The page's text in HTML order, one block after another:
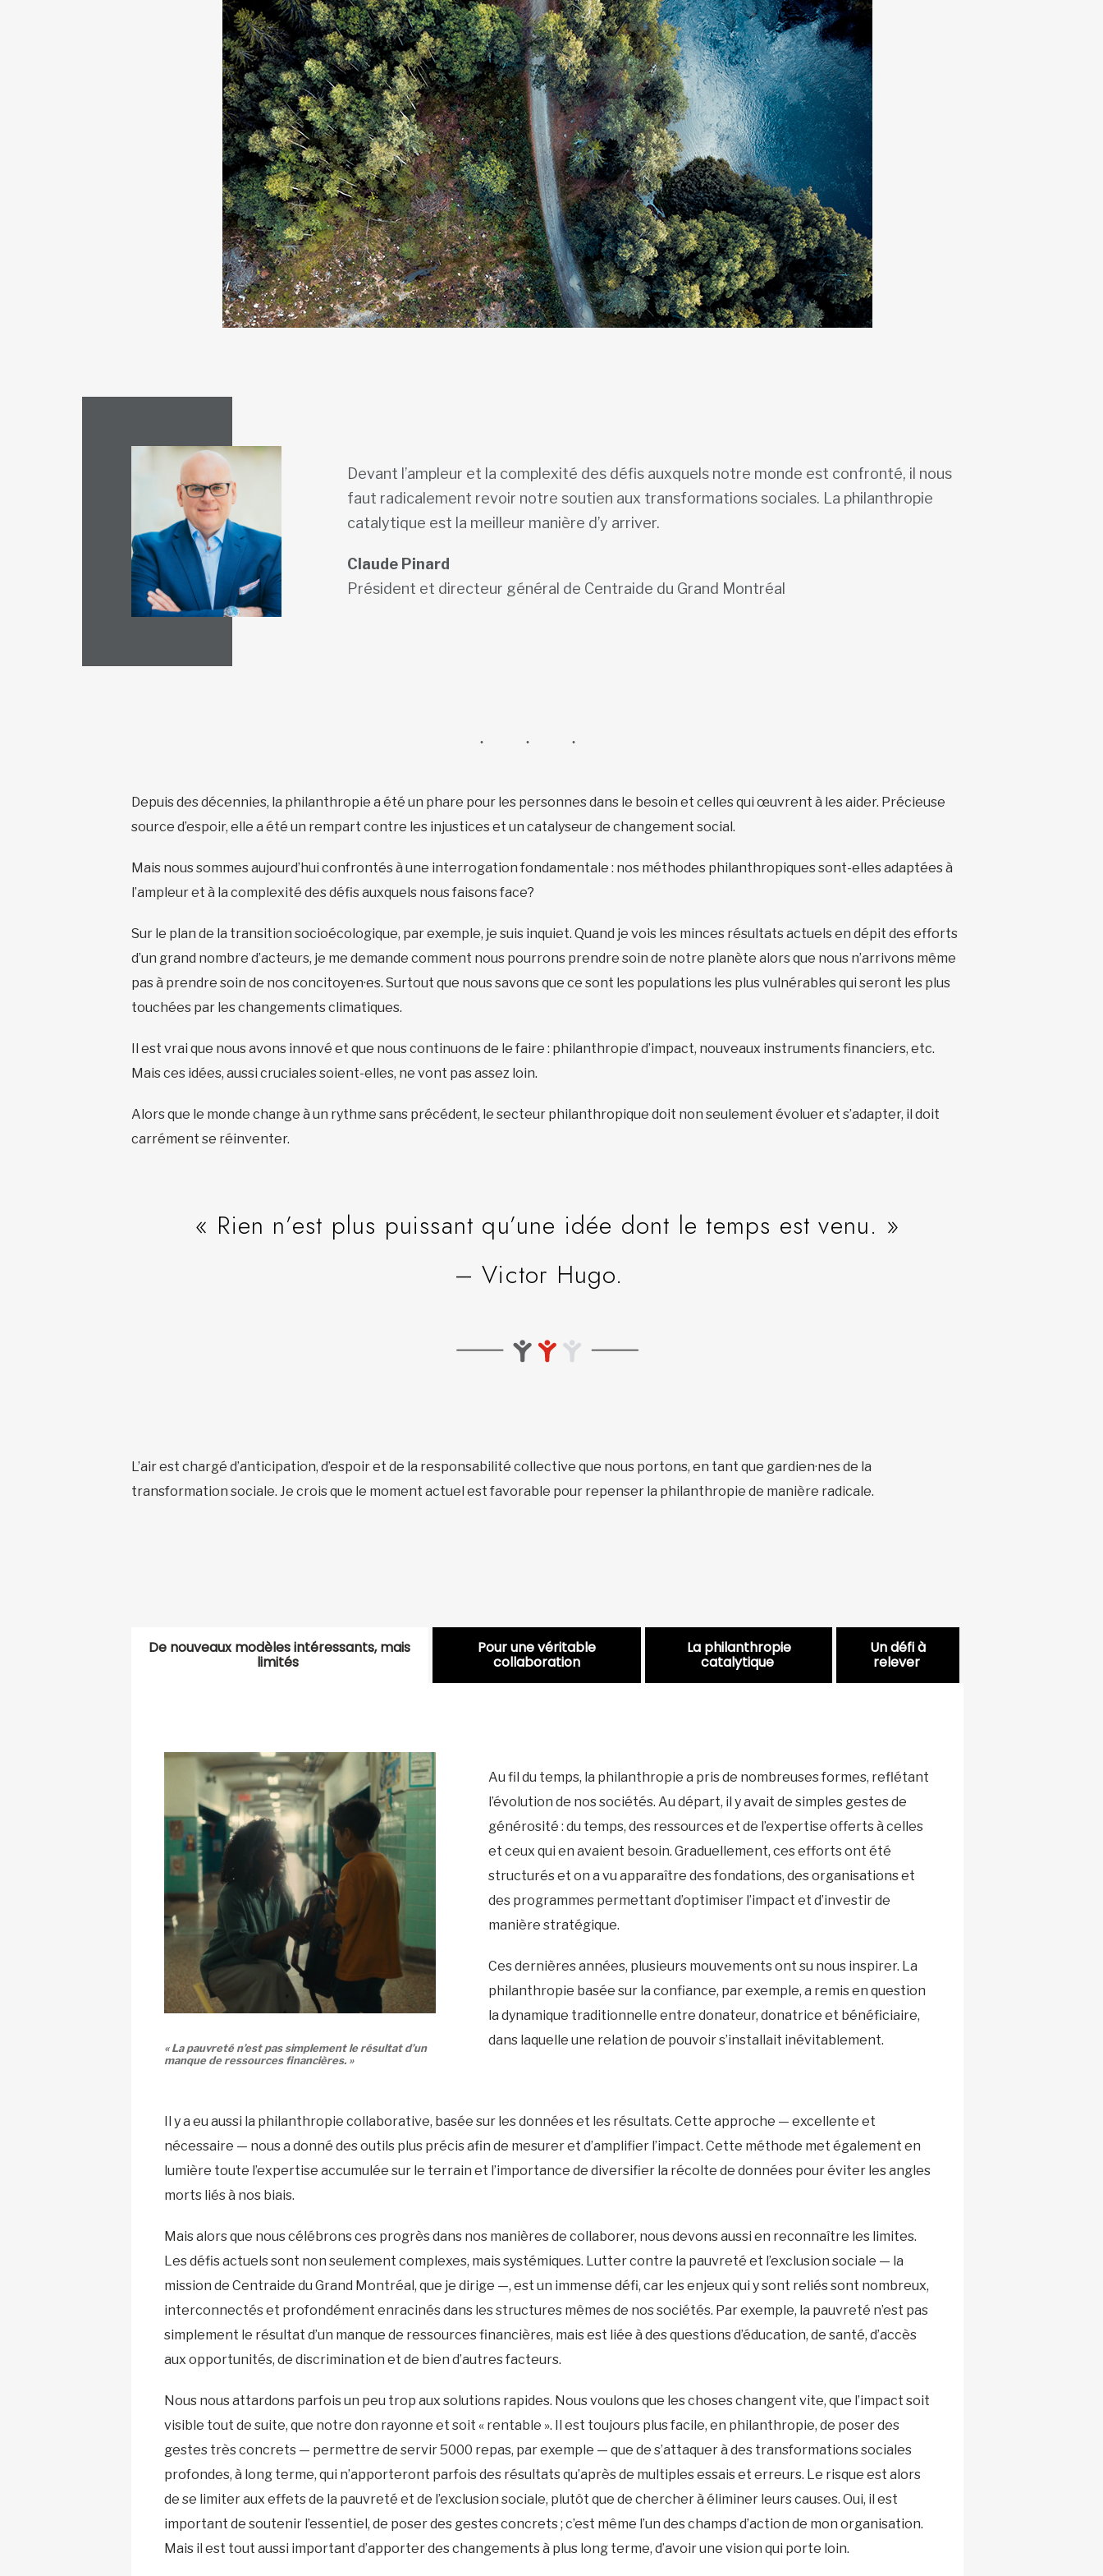
Devant l’ampleur et la complexité des défis auxquels notre monde est confronté, il nous
faut radicalement revoir notre soutien aux transformations sociales. La philanthropie
catalytique est la meilleur manière d’y arriver.
Claude Pinard
Président et directeur général de Centraide du Grand Montréal
Depuis des décennies, la philanthropie a été un phare pour les personnes dans le besoin et celles qui œuvrent à les aider. Précieuse
source d’espoir, elle a été un rempart contre les injustices et un catalyseur de changement social.
Mais nous sommes aujourd’hui confrontés à une interrogation fondamentale : nos méthodes philanthropiques sont-elles adaptées à
l’ampleur et à la complexité des défis auxquels nous faisons face?
Sur le plan de la transition socioécologique, par exemple, je suis inquiet. Quand je vois les minces résultats actuels en dépit des efforts
d’un grand nombre d’acteurs, je me demande comment nous pourrons prendre soin de notre planète alors que nous n’arrivons même
pas à prendre soin de nos concitoyen·es. Surtout que nous savons que ce sont les populations les plus vulnérables qui seront les plus
touchées par les changements climatiques.
Il est vrai que nous avons innové et que nous continuons de le faire : philanthropie d’impact, nouveaux instruments financiers, etc.
Mais ces idées, aussi cruciales soient-elles, ne vont pas assez loin.
Alors que le monde change à un rythme sans précédent, le secteur philanthropique doit non seulement évoluer et s’adapter, il doit
carrément se réinventer.
« Rien n’est plus puissant qu’une idée dont le temps est venu. »
– Victor Hugo.
L’air est chargé d’anticipation, d’espoir et de la responsabilité collective que nous portons, en tant que gardien·nes de la
transformation sociale. Je crois que le moment actuel est favorable pour repenser la philanthropie de manière radicale.
De nouveaux modèles intéressants, mais
limités
Pour une véritable
collaboration
La philanthropie
catalytique
Un défi à
relever
« La pauvreté n’est pas simplement le résultat d’un
manque de ressources financières. »
Au fil du temps, la philanthropie a pris de nombreuses formes, reflétant
l’évolution de nos sociétés. Au départ, il y avait de simples gestes de
générosité : du temps, des ressources et de l’expertise offerts à celles
et ceux qui en avaient besoin. Graduellement, ces efforts ont été
structurés et on a vu apparaître des fondations, des organisations et
des programmes permettant d’optimiser l’impact et d’investir de
manière stratégique.
Ces dernières années, plusieurs mouvements ont su nous inspirer. La
philanthropie basée sur la confiance, par exemple, a remis en question
la dynamique traditionnelle entre donateur, donatrice et bénéficiaire,
dans laquelle une relation de pouvoir s’installait inévitablement.
Il y a eu aussi la philanthropie collaborative, basée sur les données et les résultats. Cette approche — excellente et
nécessaire — nous a donné des outils plus précis afin de mesurer et d’amplifier l’impact. Cette méthode met également en
lumière toute l’expertise accumulée sur le terrain et l’importance de diversifier la récolte de données pour éviter les angles
morts liés à nos biais.
Mais alors que nous célébrons ces progrès dans nos manières de collaborer, nous devons aussi en reconnaître les limites.
Les défis actuels sont non seulement complexes, mais systémiques. Lutter contre la pauvreté et l’exclusion sociale — la
mission de Centraide du Grand Montréal, que je dirige —, est un immense défi, car les enjeux qui y sont reliés sont nombreux,
interconnectés et profondément enracinés dans les structures mêmes de nos sociétés. Par exemple, la pauvreté n’est pas
simplement le résultat d’un manque de ressources financières, mais est liée à des questions d’éducation, de santé, d’accès
aux opportunités, de discrimination et de bien d’autres facteurs.
Nous nous attardons parfois un peu trop aux solutions rapides. Nous voulons que les choses changent vite, que l’impact soit
visible tout de suite, que notre don rayonne et soit « rentable ». Il est toujours plus facile, en philanthropie, de poser des
gestes très concrets — permettre de servir 5000 repas, par exemple — que de s’attaquer à des transformations sociales
profondes, à long terme, qui n’apporteront parfois des résultats qu’après de multiples essais et erreurs. Le risque est alors
de se limiter aux effets de la pauvreté et de l’exclusion sociale, plutôt que de chercher à éliminer leurs causes. Oui, il est
important de soutenir l’essentiel, de poser des gestes concrets ; c’est même l’un des champs d’action de mon organisation.
Mais il est tout aussi important d’apporter des changements à plus long terme, d’avoir une vision qui porte loin.